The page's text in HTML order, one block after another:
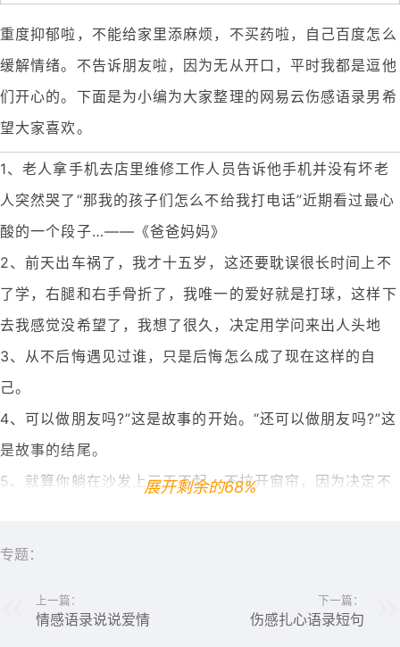
重度抑郁啦，不能给家里添麻烦，不买药啦，自己百度怎么
缓解情绪。不告诉朋友啦，因为无从开口，平时我都是逗他
们开心的。下面是为小编为大家整理的网易云伤感语录男希
望大家喜欢。
1、老人拿手机去店里维修工作人员告诉他手机并没有坏老
人突然哭了“那我的孩子们怎么不给我打电话”近期看过最心
酸的一个段子…——《爸爸妈妈》
2、前天出车祸了，我才十五岁，这还要耽误很长时间上不
了学，右腿和右手骨折了，我唯一的爱好就是打球，这样下
去我感觉没希望了，我想了很久，决定用学问来出人头地
3、从不后悔遇见过谁，只是后悔怎么成了现在这样的自
己。
4、可以做朋友吗?”这是故事的开始。“还可以做朋友吗?”这
是故事的结尾。
5、就算你躺在沙发上三天不起、不拉开窗帘，因为决定不
了的。这个地球上有75亿人，就有75亿种正常。
展开剩余的68%
专题：
上一篇：
情感语录说说爱情
下一篇：
伤感扎心语录短句